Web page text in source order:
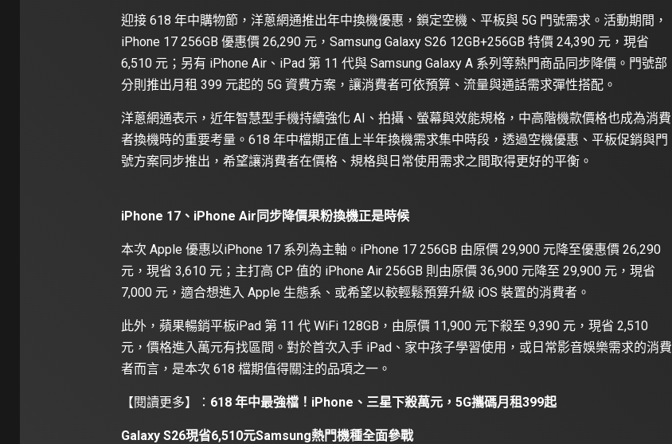
迎接 618 年中購物節，洋蔥網通推出年中換機優惠，鎖定空機、平板與 5G 門號需求。活動期間，
iPhone 17 256GB 優惠價 26,290 元，Samsung Galaxy S26 12GB+256GB 特價 24,390 元，現省
6,510 元；另有 iPhone Air、iPad 第 11 代與 Samsung Galaxy A 系列等熱門商品同步降價。門號部
分則推出月租 399 元起的 5G 資費方案，讓消費者可依預算、流量與通話需求彈性搭配。
洋蔥網通表示，近年智慧型手機持續強化 AI、拍攝、螢幕與效能規格，中高階機款價格也成為消費
者換機時的重要考量。618 年中檔期正值上半年換機需求集中時段，透過空機優惠、平板促銷與門
號方案同步推出，希望讓消費者在價格、規格與日常使用需求之間取得更好的平衡。
iPhone 17、iPhone Air同步降價果粉換機正是時候
本次 Apple 優惠以iPhone 17 系列為主軸。iPhone 17 256GB 由原價 29,900 元降至優惠價 26,290
元，現省 3,610 元；主打高 CP 值的 iPhone Air 256GB 則由原價 36,900 元降至 29,900 元，現省
7,000 元，適合想進入 Apple 生態系、或希望以較輕鬆預算升級 iOS 裝置的消費者。
此外，蘋果暢銷平板iPad 第 11 代 WiFi 128GB，由原價 11,900 元下殺至 9,390 元，現省 2,510
元，價格進入萬元有找區間。對於首次入手 iPad、家中孩子學習使用，或日常影音娛樂需求的消費
者而言，是本次 618 檔期值得關注的品項之一。
【閱讀更多】： 618 年中最強檔！iPhone、三星下殺萬元，5G攜碼月租399起
Galaxy S26現省6,510元Samsung熱門機種全面參戰